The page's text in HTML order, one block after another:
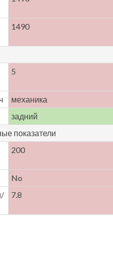
1490
5
механика
задний
показатели
200
No
7.8